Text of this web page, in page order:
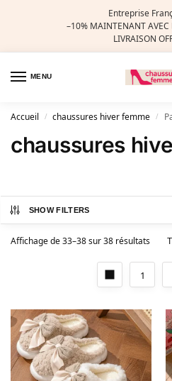
Entreprise
–10% MAINTENANT AVEC
LIVRAISON
MENU
Accueil / chaussures hiver femme /
chaussures
SHOW FILTERS
Affichage de 33–38 sur 38 résultats
1